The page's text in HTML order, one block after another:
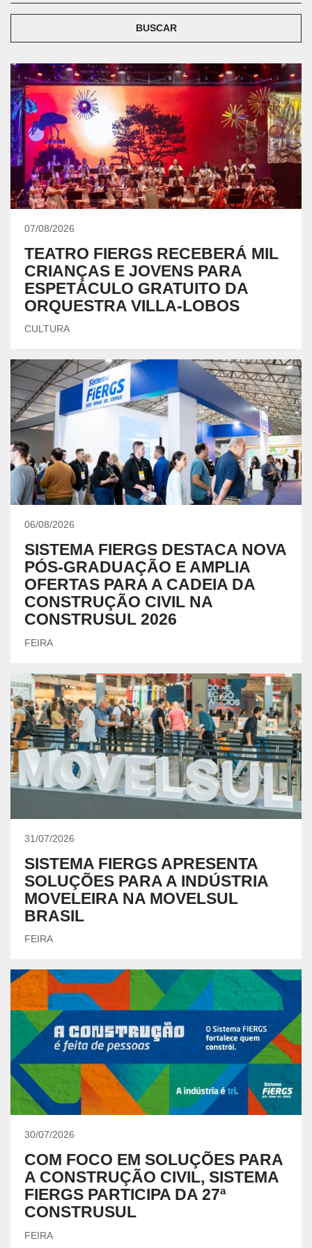
BUSCAR
07/08/2026
TEATRO FIERGS RECEBERÁ MIL
CRIANÇAS E JOVENS PARA
ESPETÁCULO GRATUITO DA
ORQUESTRA VILLA-LOBOS
CULTURA
06/08/2026
SISTEMA FIERGS DESTACA NOVA
PÓS-GRADUAÇÃO E AMPLIA
OFERTAS PARA A CADEIA DA
CONSTRUÇÃO CIVIL NA
CONSTRUSUL 2026
FEIRA
31/07/2026
SISTEMA FIERGS APRESENTA
SOLUÇÕES PARA A INDÚSTRIA
MOVELEIRA NA MOVELSUL
BRASIL
FEIRA
30/07/2026
COM FOCO EM SOLUÇÕES PARA
A CONSTRUÇÃO CIVIL, SISTEMA
FIERGS PARTICIPA DA 27ª
CONSTRUSUL
FEIRA